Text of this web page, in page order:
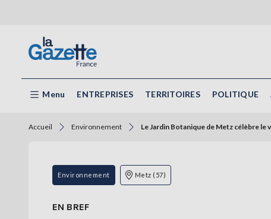
Menu ENTREPRISES TERRITOIRES POLITIQUE
Accueil Environnement Le Jardin Botanique de Metz célèbre le
Environnement Metz (57)
EN BREF